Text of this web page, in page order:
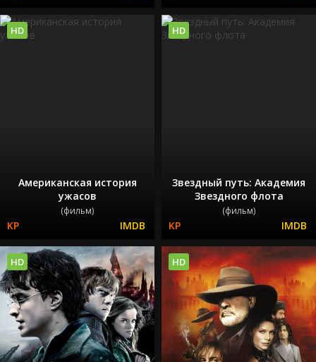
Американская история
ужасов
(фильм)
HD
Звездный путь: Академия
Звездного флота
(фильм)
HD
HD HD